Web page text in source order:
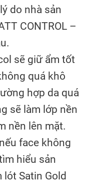
do nhà sản
CONTROL –
sẽ giữ ẩm tốt
quá khô
hợp da quá
sẽ làm lớp nền
nền lên mặt.
face không
hiểu sản
Satin Gold